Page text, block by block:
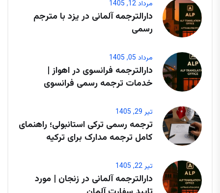
مرداد 12, 1405
دارالترجمه آلمانی در یزد با مترجم
رسمی
مرداد 05, 1405
دارالترجمه فرانسوی در اهواز |
خدمات ترجمه رسمی فرانسوی
تیر 29, 1405
ترجمه رسمی ترکی استانبولی؛ راهنمای
کامل ترجمه مدارک برای ترکیه
تیر 22, 1405
دارالترجمه آلمانی در زنجان | مورد